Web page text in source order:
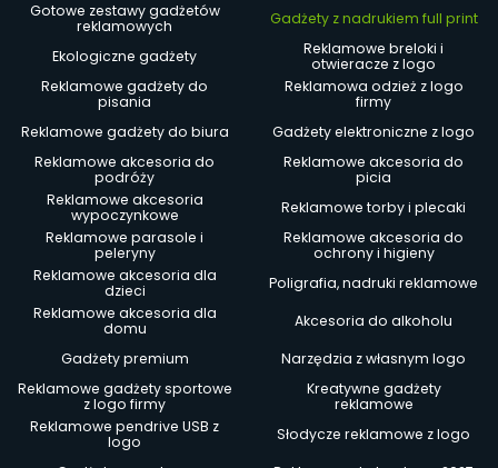
Gotowe zestawy gadżetów
reklamowych
Gadżety z nadrukiem full print
Ekologiczne gadżety
Reklamowe breloki i
otwieracze z logo
Reklamowe gadżety do
pisania
Reklamowa odzież z logo
firmy
Reklamowe gadżety do biura
Gadżety elektroniczne z logo
Reklamowe akcesoria do
podróży
Reklamowe akcesoria do
picia
Reklamowe akcesoria
wypoczynkowe
Reklamowe torby i plecaki
Reklamowe parasole i
peleryny
Reklamowe akcesoria do
ochrony i higieny
Reklamowe akcesoria dla
dzieci
Poligrafia, nadruki reklamowe
Reklamowe akcesoria dla
domu
Akcesoria do alkoholu
Gadżety premium
Narzędzia z własnym logo
Reklamowe gadżety sportowe
z logo firmy
Kreatywne gadżety
reklamowe
Reklamowe pendrive USB z
logo
Słodycze reklamowe z logo